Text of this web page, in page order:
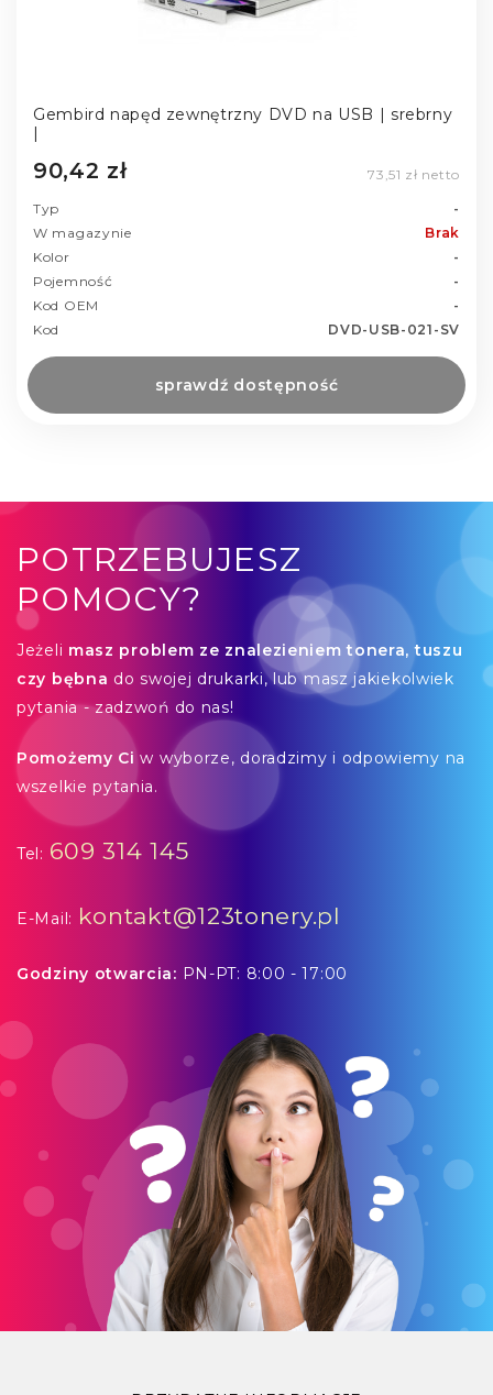
Gembird napęd zewnętrzny DVD na USB | srebrny
90,42 zł 73,51 zł netto
Typ
-
W magazynie
Brak
Kolor
-
Pojemność
-
Kod OEM
-
Kod
DVD-USB-021-SV
sprawdź dostępność
POTRZEBUJESZ
POMOCY?
Jeżeli masz problem ze znalezieniem tonera, tuszu
czy bębna do swojej drukarki, lub masz jakiekolwiek
pytania - zadzwoń do nas!
Pomożemy Ci w wyborze, doradzimy i odpowiemy na
wszelkie pytania.
Tel: 609 314 145
E-Mail: kontakt@123tonery.pl
Godziny otwarcia: PN-PT: 8:00 - 17:00